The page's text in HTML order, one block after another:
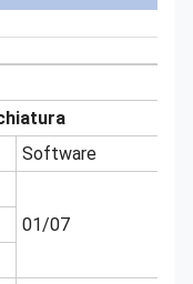
Software
01/07